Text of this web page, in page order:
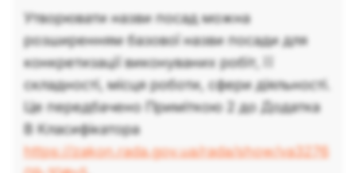
Утворювати назви посад можна
розширенням базової назви посади для
конкретизації виконуваних робіт, її
складності, місця роботи, сфери діяльності.
Це передбачено Приміткою 2 до Додатка
В Класифікатора
https://zakon.rada.gov.ua/rada/show/va3276